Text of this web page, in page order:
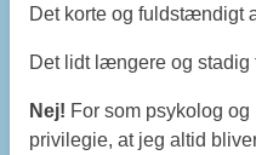
Det korte og fuldstændigt
Det lidt længere og
Nej! For som psykolog
privilegie, at jeg altid